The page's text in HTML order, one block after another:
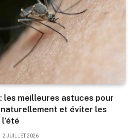
les meilleures astuces pour
et éviter les
2 JUILLET 2026